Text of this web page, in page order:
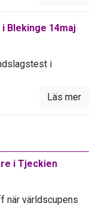
Blekinge 14maj
i
Läs mer
i Tjeckien
när världscupens